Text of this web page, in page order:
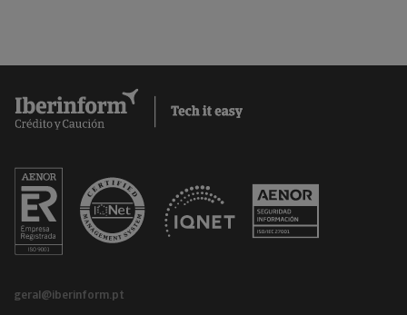
geral@iberinform.pt